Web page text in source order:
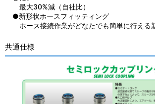
最大30%減（自社比）
●新形状ホースフィッティング
ホース接続作業がどなたでも簡単に行える
共通仕様